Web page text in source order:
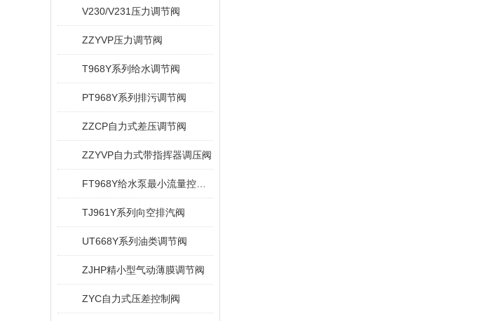
V230/V231压力调节阀
ZZYVP压力调节阀
T968Y系列给水调节阀
PT968Y系列排污调节阀
ZZCP自力式差压调节阀
ZZYVP自力式带指挥器调压阀
TJ961Y系列向空排汽阀
UT668Y系列油类调节阀
ZJHP精小型气动薄膜调节阀
ZYC自力式压差控制阀